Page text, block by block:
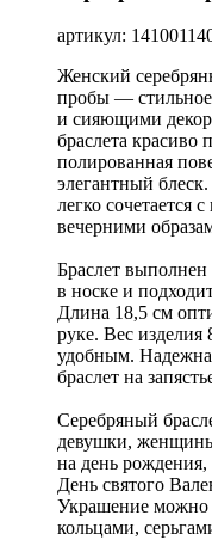
артикул:
Женский
пробы —
и сияющими
браслета красиво
полированная
элегантный
легко сочетается
вечерними
Браслет выполнен
в носке и
Длина 18,5 см
руке. Вес изделия
удобным.
браслет на
Серебряный
девушки,
на день
День святого
Украшение можно
кольцами,